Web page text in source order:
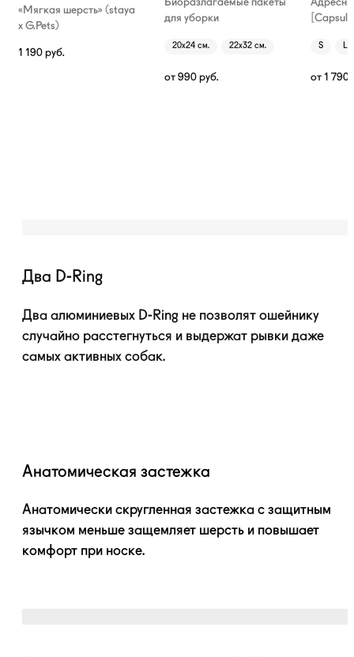
«Мягкая шерсть» (staya
х G.Pets)
1 190 руб.
Биоразлагаемые пакеты
для уборки
20х24 см. 22х32 см.
от 990 руб.
S L
от 1 790
Два D-Ring
Два алюминиевых D-Ring не позволят ошейнику
случайно расстегнуться и выдержат рывки даже
самых активных собак.
Анатомическая застежка
Анатомически скругленная застежка с защитным
язычком меньше защемляет шерсть и повышает
комфорт при носке.